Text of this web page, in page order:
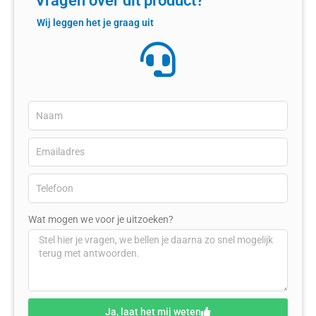
Wij leggen het je graag uit
Wat mogen we voor je uitzoeken?
Ja, laat het mij weten